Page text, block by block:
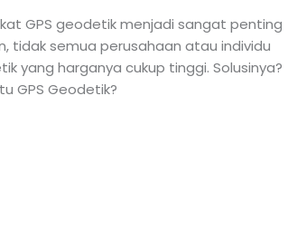
GPS geodetik menjadi sangat penting
tidak semua perusahaan atau individu
yang harganya cukup tinggi. Solusinya?
GPS Geodetik?